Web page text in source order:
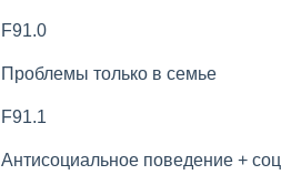
F91.0
Проблемы только в семье
F91.1
Антисоциальное поведение +